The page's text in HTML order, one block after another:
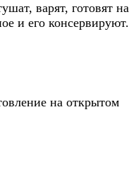
варят, готовят на
и его консервируют.
на открытом